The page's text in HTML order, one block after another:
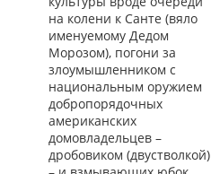
на колени к Санте (вяло
именуемому Дедом
Морозом), погони за
злоумышленником с
национальным оружием
добропорядочных
американских
домовладельцев –
дробовиком (двустволкой)